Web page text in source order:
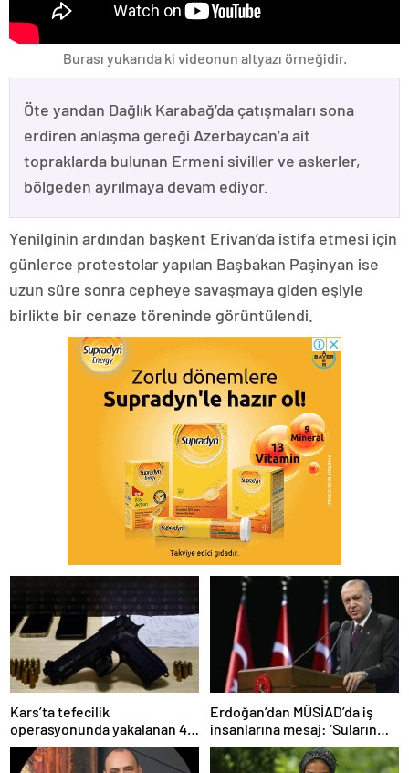
Burası yukarıda ki videonun altyazı örneğidir.
Öte yandan Dağlık Karabağ’da çatışmaları sona
erdiren anlaşma gereği Azerbaycan’a ait
topraklarda bulunan Ermeni siviller ve askerler,
bölgeden ayrılmaya devam ediyor.
Yenilginin ardından başkent Erivan’da istifa etmesi için
günlerce protestolar yapılan Başbakan Paşinyan ise
uzun süre sonra cepheye savaşmaya giden eşiyle
birlikte bir cenaze töreninde görüntülendi.
Kars’ta tefecilik
operasyonunda yakalanan 4
şüpheli tutuklandı
Erdoğan’dan MÜSİAD’da iş
insanlarına mesaj: ‘Suların
sakinleşmesi daha zaman
alacak’…